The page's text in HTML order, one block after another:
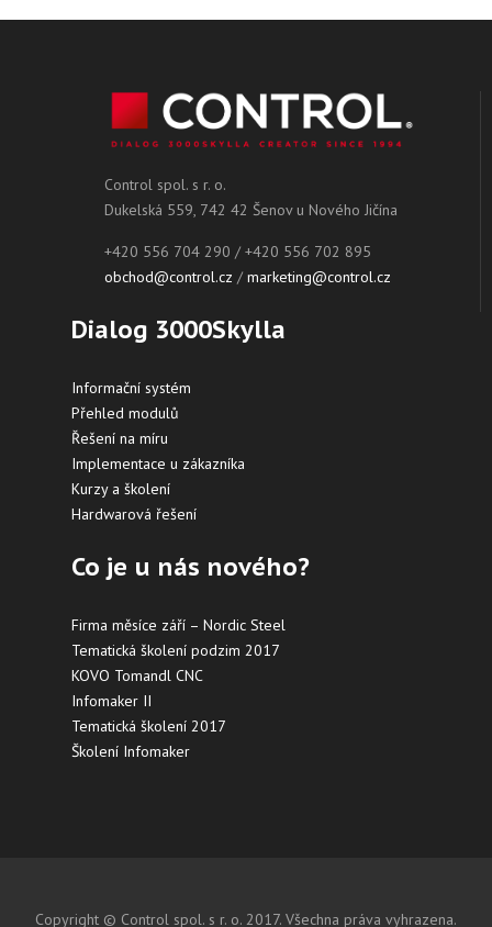
Control spol. s r. o.
Dukelská 559, 742 42 Šenov u Nového Jičína
+420 556 704 290 / +420 556 702 895
obchod@control.cz / marketing@control.cz
Dialog 3000Skylla
Informační systém
Přehled modulů
Řešení na míru
Implementace u zákazníka
Kurzy a školení
Hardwarová řešení
Co je u nás nového?
Firma měsíce září – Nordic Steel
Tematická školení podzim 2017
KOVO Tomandl CNC
Infomaker II
Tematická školení 2017
Školení Infomaker
Copyright © Control spol. s r. o. 2017. Všechna práva vyhrazena.